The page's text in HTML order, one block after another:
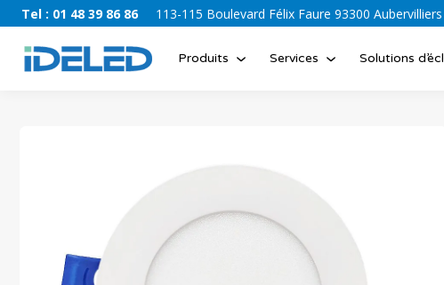
Tel : 01 48 39 86 86 113-115 Boulevard Félix Faure 93300
Produits Services Solutions